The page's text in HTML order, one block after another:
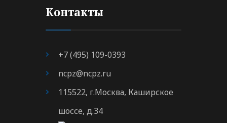
Контакты
+7 (495) 109-0393
ncpz@ncpz.ru
115522, г.Москва, Каширское
шоссе, д.34